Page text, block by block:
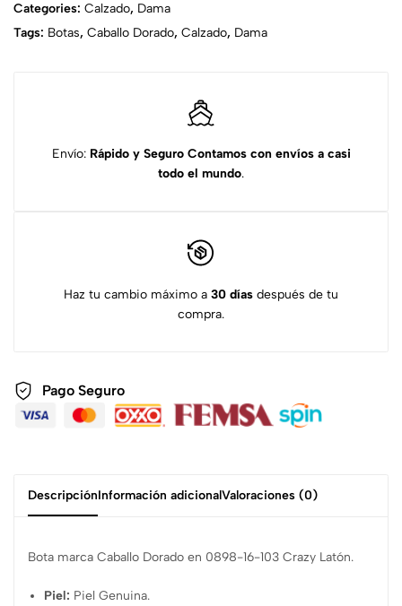
Categories: Calzado, Dama
Tags: Botas, Caballo Dorado, Calzado, Dama
Envío: Rápido y Seguro Contamos con envíos a casi
todo el mundo.
Haz tu cambio máximo a 30 días después de tu
compra.
Pago Seguro
DescripciónInformación adicionalValoraciones (0)
Bota marca Caballo Dorado en 0898-16-103 Crazy Latón.
Piel: Piel Genuina.